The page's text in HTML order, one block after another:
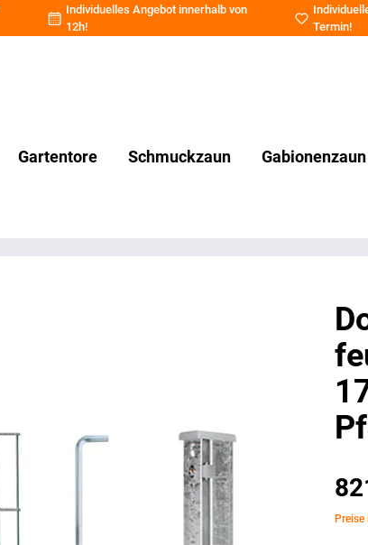
Individuelles Angebot innerhalb von
12h!
Termin!
Gartentore Schmuckzaun Gabionenzaun
Preise